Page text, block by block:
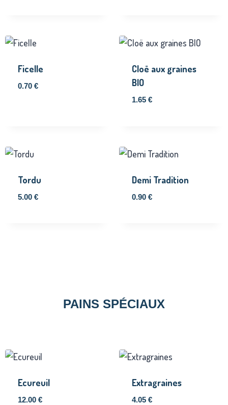
Ficelle
0.70 €
Cloë aux graines
BIO
1.65 €
Tordu
5.00 €
Demi Tradition
0.90 €
PAINS SPÉCIAUX
Ecureuil
12.00 €
Extragraines
4.05 €